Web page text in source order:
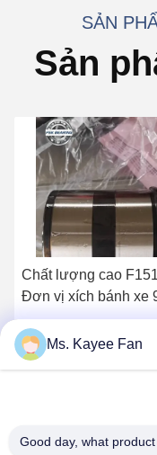
SẢN
Sản
Chất lượng cao
Đơn vị xích bánh xe
160 * 125mm Phụ
cho MAN SAF
Nhận giá tốt nhất
Ms. Kayee Fan
Good day, what